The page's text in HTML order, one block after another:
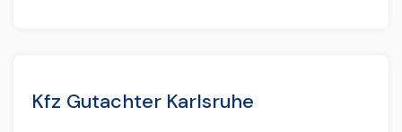
Kfz Gutachter Karlsruhe